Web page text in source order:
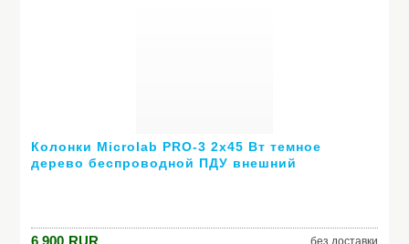
Колонки Microlab PRO-3 2х45 Вт темное
дерево беспроводной ПДУ внешний
6 900 RUR без доставки